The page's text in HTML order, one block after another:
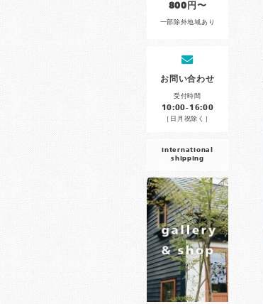
800円〜
一部除外地域あり
お問い合わせ
受付時間
10:00-16:00
［日月祝除く］
international
shipping